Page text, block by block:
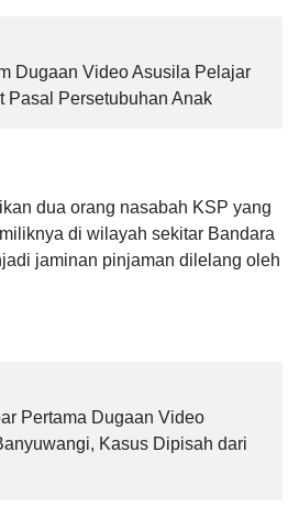
Dugaan Video Asusila Pelajar
Pasal Persetubuhan Anak
dua orang nasabah KSP yang
di wilayah sekitar Bandara
jaminan pinjaman dilelang oleh
Pertama Dugaan Video
Kasus Dipisah dari